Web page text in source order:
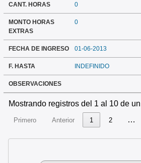
CANT. HORAS 0
MONTO HORAS
EXTRAS
0
FECHA DE INGRESO 01-06-2013
F. HASTA INDEFINIDO
OBSERVACIONES
Mostrando registros del 1 al 10 de
Primero Anterior 1 2 …